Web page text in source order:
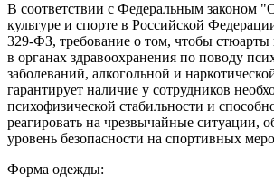
В соответствии с Федеральным законом
культуре и спорте в Российской
329-ФЗ, требование о том, чтобы стюарты
в органах здравоохранения по поводу
заболеваний, алкогольной и
гарантирует наличие у сотрудников
психофизической стабильности и
реагировать на чрезвычайные ситуации,
уровень безопасности на спортивных
Форма одежды: